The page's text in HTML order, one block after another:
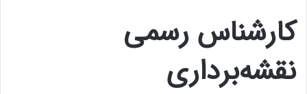
کارشناس رسمی
نقشه‌برداری